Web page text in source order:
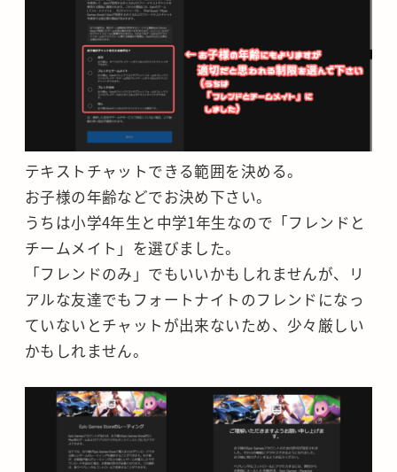
テキストチャットできる範囲を決める。
お子様の年齢などでお決め下さい。
うちは小学4年生と中学1年生なので「フレンドと
チームメイト」を選びました。
「フレンドのみ」でもいいかもしれませんが、リ
アルな友達でもフォートナイトのフレンドになっ
ていないとチャットが出来ないため、少々厳しい
かもしれません。